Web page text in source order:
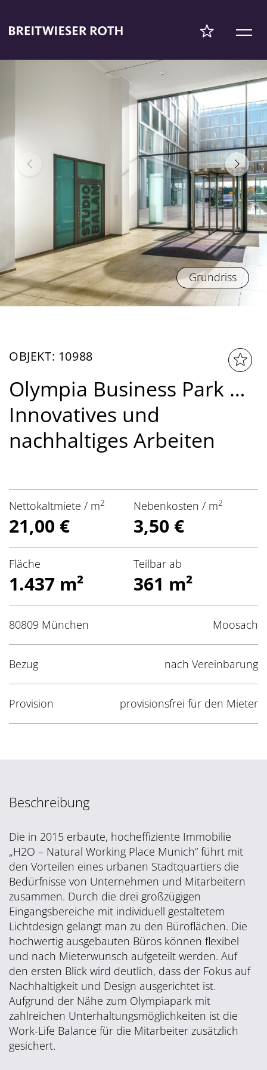
Grundriss
OBJEKT: 10988
Olympia Business Park …
Innovatives und
nachhaltiges Arbeiten
Nettokaltmiete / m2
21,00 €
Nebenkosten / m2
3,50 €
Fläche
1.437 m²
Teilbar ab
361 m²
80809 München Moosach
Bezug nach Vereinbarung
Provision provisionsfrei für den Mieter
Beschreibung
Die in 2015 erbaute, hocheffiziente Immobilie
„H2O – Natural Working Place Munich“ führt mit
den Vorteilen eines urbanen Stadtquartiers die
Bedürfnisse von Unternehmen und Mitarbeitern
zusammen. Durch die drei großzügigen
Eingangsbereiche mit individuell gestaltetem
Lichtdesign gelangt man zu den Büroflächen. Die
hochwertig ausgebauten Büros können flexibel
und nach Mieterwunsch aufgeteilt werden. Auf
den ersten Blick wird deutlich, dass der Fokus auf
Nachhaltigkeit und Design ausgerichtet ist.
Aufgrund der Nähe zum Olympiapark mit
zahlreichen Unterhaltungsmöglichkeiten ist die
Work-Life Balance für die Mitarbeiter zusätzlich
gesichert.